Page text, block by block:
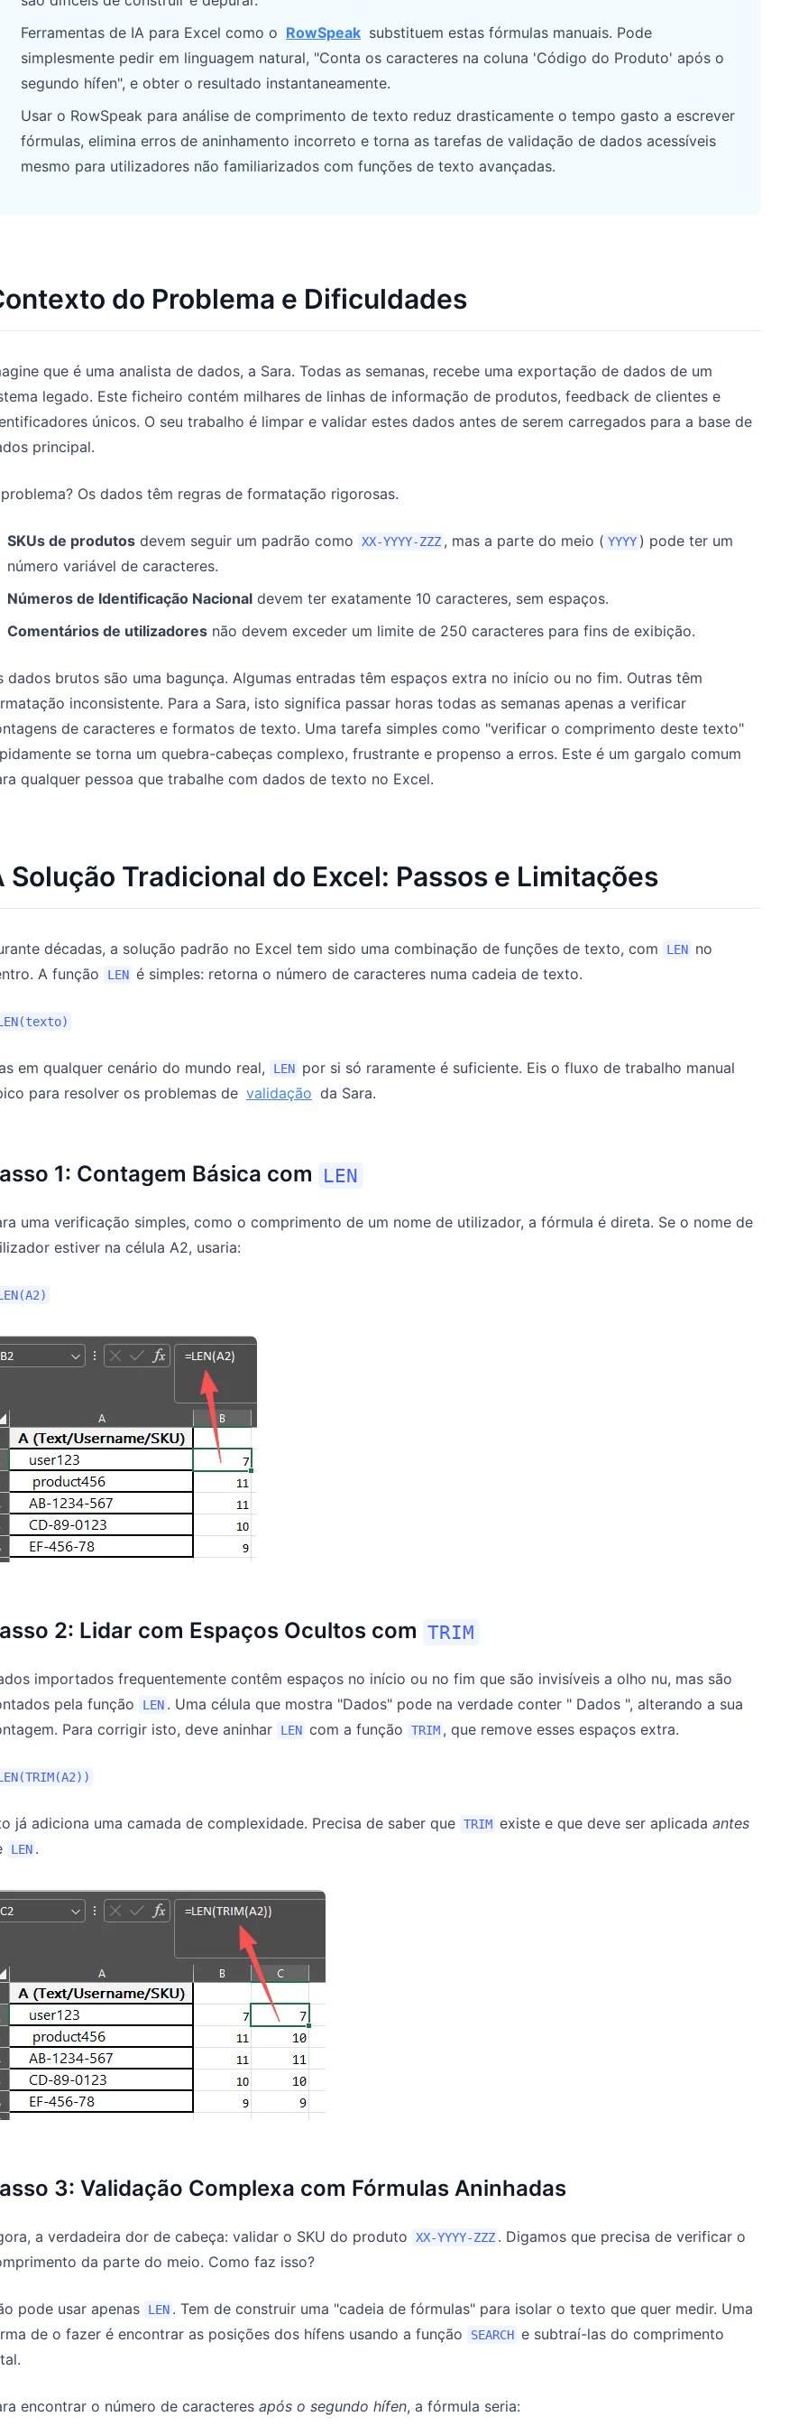
receita.
Projeto
Controle marcos, responsáveis,
entregas e estado.
Análises
limpeza de dados.
Comunidade
Participe das discussões, faça
perguntas e aprenda com outros
utilizadores.
Ferramentas de IA para Excel como o RowSpeak substituem estas fórmulas manuais. Pode
simplesmente pedir em linguagem natural, "Conta os caracteres na coluna 'Código do Produto' após o
segundo hífen", e obter o resultado instantaneamente.
Usar o RowSpeak para análise de comprimento de texto reduz drasticamente o tempo gasto a escrever
fórmulas, elimina erros de aninhamento incorreto e torna as tarefas de validação de dados acessíveis
mesmo para utilizadores não familiarizados com funções de texto avançadas.
do Problema e Dificuldades
que é uma analista de dados, a Sara. Todas as semanas, recebe uma exportação de dados de um
legado. Este ficheiro contém milhares de linhas de informação de produtos, feedback de clientes e
únicos. O seu trabalho é limpar e validar estes dados antes de serem carregados para a base de
principal.
Os dados têm regras de formatação rigorosas.
SKUs de produtos devem seguir um padrão como XX-YYYY-ZZZ , mas a parte do meio ( YYYY ) pode ter um
número variável de caracteres.
Números de Identificação Nacional devem ter exatamente 10 caracteres, sem espaços.
Comentários de utilizadores não devem exceder um limite de 250 caracteres para fins de exibição.
dados brutos são uma bagunça. Algumas entradas têm espaços extra no início ou no fim. Outras têm
inconsistente. Para a Sara, isto significa passar horas todas as semanas apenas a verificar
de caracteres e formatos de texto. Uma tarefa simples como "verificar o comprimento deste texto"
se torna um quebra-cabeças complexo, frustrante e propenso a erros. Este é um gargalo comum
qualquer pessoa que trabalhe com dados de texto no Excel.
Solução Tradicional do Excel: Passos e Limitações
décadas, a solução padrão no Excel tem sido uma combinação de funções de texto, com LEN no
A função
LEN é simples: retorna o número de caracteres numa cadeia de texto.
em qualquer cenário do mundo real, LEN por si só raramente é suficiente. Eis o fluxo de trabalho manual
para resolver os problemas de validação da Sara.
1: Contagem Básica com LEN
uma verificação simples, como o comprimento de um nome de utilizador, a fórmula é direta. Se o nome de
estiver na célula A2, usaria:
2: Lidar com Espaços Ocultos com TRIM
importados frequentemente contêm espaços no início ou no fim que são invisíveis a olho nu, mas são
pela função
LEN . Uma célula que mostra "Dados" pode na verdade conter " Dados ", alterando a sua
Para corrigir isto, deve aninhar
LEN com a função TRIM , que remove esses espaços extra.
já adiciona uma camada de complexidade. Precisa de saber que TRIM existe e que deve ser aplicada antes
LEN .
3: Validação Complexa com Fórmulas Aninhadas
a verdadeira dor de cabeça: validar o SKU do produto XX-YYYY-ZZZ . Digamos que precisa de verificar o
da parte do meio. Como faz isso?
pode usar apenas LEN . Tem de construir uma "cadeia de fórmulas" para isolar o texto que quer medir. Uma
de o fazer é encontrar as posições dos hífens usando a função
SEARCH e subtraí-las do comprimento
encontrar o número de caracteres após o segundo hífen, a fórmula seria: